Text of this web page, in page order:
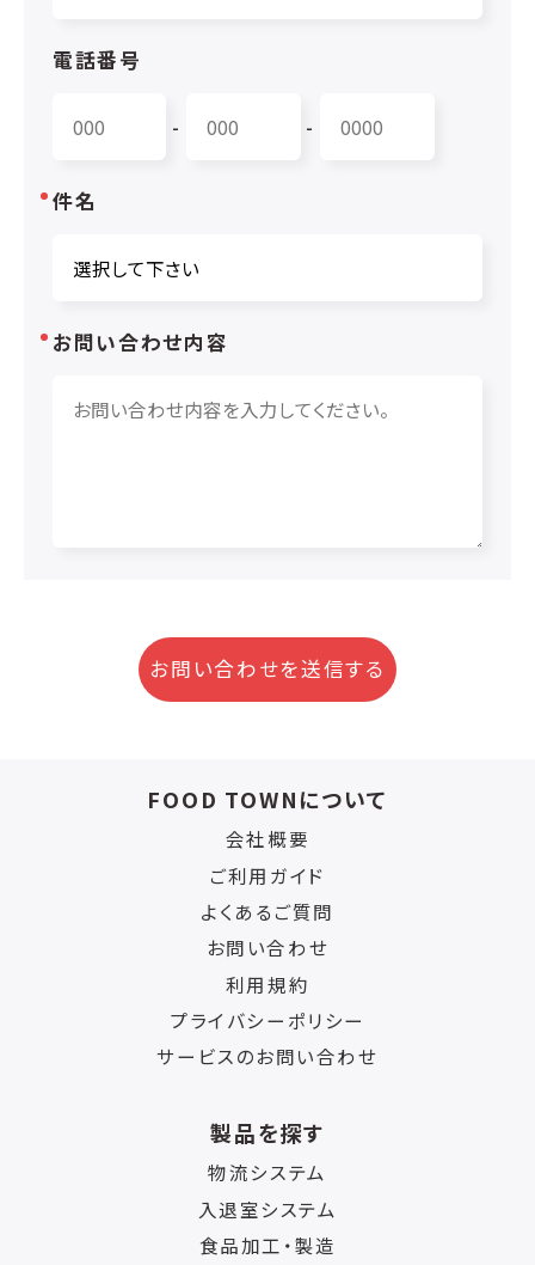
電話番号
- -
件名
お問い合わせ内容
お問い合わせを送信する
FOOD TOWNについて
会社概要
ご利用ガイド
よくあるご質問
お問い合わせ
利用規約
プライバシーポリシー
サービスのお問い合わせ
製品を探す
物流システム
入退室システム
食品加工・製造